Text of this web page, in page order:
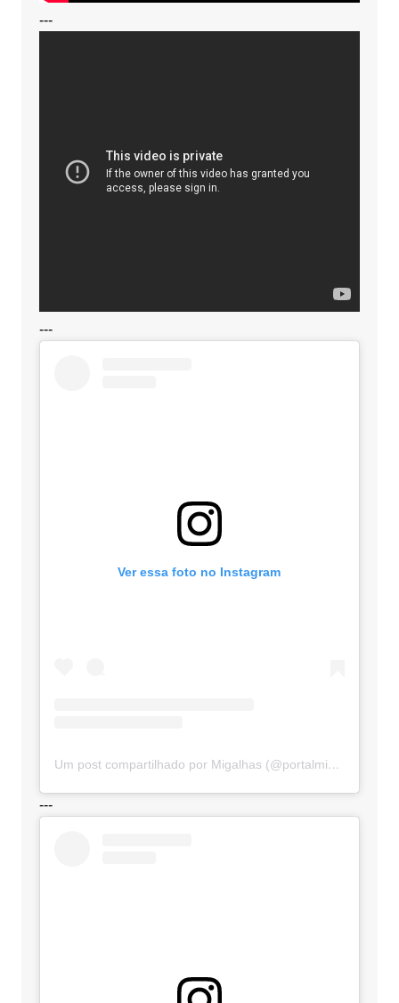
---
---
Ver essa foto no Instagram
Um post compartilhado por Migalhas (@portalmigalhas)
---